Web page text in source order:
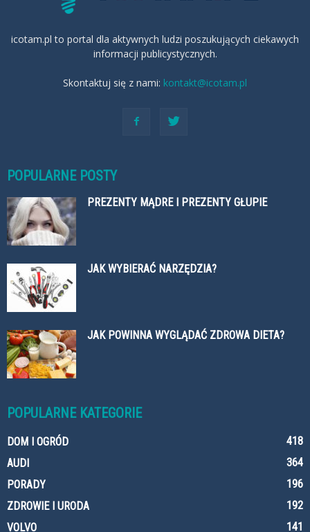
icotam.pl to portal dla aktywnych ludzi poszukujących ciekawych
informacji publicystycznych.
Skontaktuj się z nami: kontakt@icotam.pl
POPULARNE POSTY
PREZENTY MĄDRE I PREZENTY GŁUPIE
JAK WYBIERAĆ NARZĘDZIA?
JAK POWINNA WYGLĄDAĆ ZDROWA DIETA?
POPULARNE KATEGORIE
DOM I OGRÓD
418
AUDI
364
PORADY
196
ZDROWIE I URODA
192
VOLVO
141